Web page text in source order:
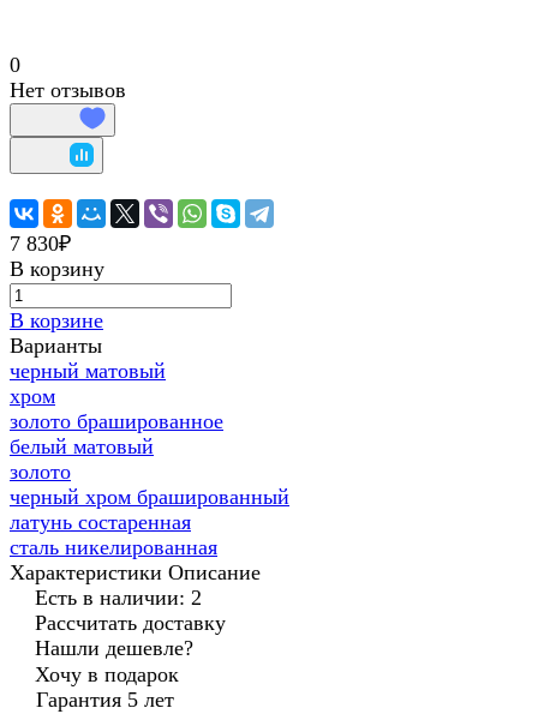
0
Нет отзывов
7 830₽
В корзину
В корзине
Варианты
черный матовый
хром
золото брашированное
белый матовый
золото
черный хром брашированный
латунь состаренная
сталь никелированная
Характеристики Описание
Есть в наличии: 2
Рассчитать доставку
Нашли дешевле?
Хочу в подарок
Гарантия 5 лет